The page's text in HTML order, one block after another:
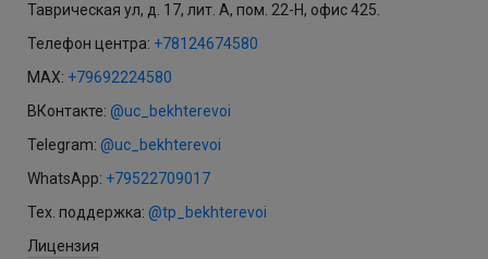
Таврическая ул, д. 17, лит. А, пом. 22-Н, офис 425.
Телефон центра: +78124674580
MAX: +79692224580
ВКонтакте: @uc_bekhterevoi
Telegram: @uc_bekhterevoi
WhatsApp: +79522709017
Тех. поддержка: @tp_bekhterevoi
Лицензия